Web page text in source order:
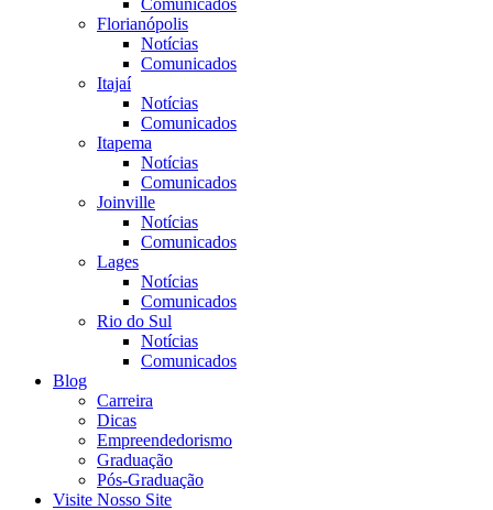
Comunicados
Florianópolis
Notícias
Comunicados
Itajaí
Notícias
Comunicados
Itapema
Notícias
Comunicados
Joinville
Notícias
Comunicados
Lages
Notícias
Comunicados
Rio do Sul
Notícias
Comunicados
Blog
Carreira
Dicas
Empreendedorismo
Graduação
Pós-Graduação
Visite Nosso Site